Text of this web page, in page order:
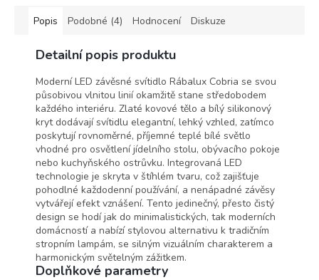
balení.
Popis Podobné (4) Hodnocení Diskuze
Detailní popis produktu
Moderní LED závěsné svítidlo Rábalux Cobria se svou
působivou vlnitou linií okamžitě stane středobodem
každého interiéru. Zlaté kovové tělo a bílý silikonový
kryt dodávají svítidlu elegantní, lehký vzhled, zatímco
poskytují rovnoměrné, příjemné teplé bílé světlo
vhodné pro osvětlení jídelního stolu, obývacího pokoje
nebo kuchyňského ostrůvku. Integrovaná LED
technologie je skryta v štíhlém tvaru, což zajišťuje
pohodlné každodenní používání, a nenápadné závěsy
vytvářejí efekt vznášení. Tento jedinečný, přesto čistý
design se hodí jak do minimalistických, tak moderních
domácností a nabízí stylovou alternativu k tradičním
stropním lampám, se silným vizuálním charakterem a
harmonickým světelným zážitkem.
Doplňkové parametry